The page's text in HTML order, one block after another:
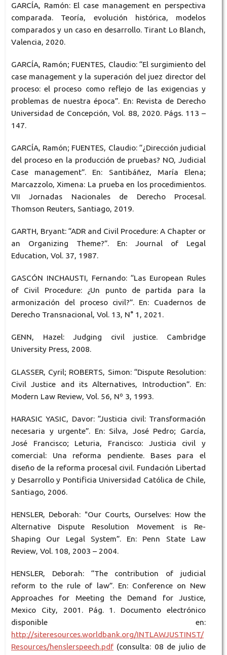
GARCÍA, Ramón: El case management en perspectiva
comparada. Teoría, evolución histórica, modelos
comparados y un caso en desarrollo. Tirant Lo Blanch,
Valencia, 2020.
GARCÍA, Ramón; FUENTES, Claudio: “El surgimiento del
case management y la superación del juez director del
proceso: el proceso como reflejo de las exigencias y
problemas de nuestra época”. En: Revista de Derecho
Universidad de Concepción, Vol. 88, 2020. Págs. 113 –
147.
GARCÍA, Ramón; FUENTES, Claudio: “¿Dirección judicial
del proceso en la producción de pruebas? NO, Judicial
Case management”. En: Santibáñez, María Elena;
Marcazzolo, Ximena: La prueba en los procedimientos.
VII Jornadas Nacionales de Derecho Procesal.
Thomson Reuters, Santiago, 2019.
GARTH, Bryant: “ADR and Civil Procedure: A Chapter or
an Organizing Theme?”. En: Journal of Legal
Education, Vol. 37, 1987.
GASCÓN INCHAUSTI, Fernando: “Las European Rules
of Civil Procedure: ¿Un punto de partida para la
armonización del proceso civil?”. En: Cuadernos de
Derecho Transnacional, Vol. 13, N° 1, 2021.
GENN, Hazel: Judging civil justice. Cambridge
University Press, 2008.
GLASSER, Cyril; ROBERTS, Simon: “Dispute Resolution:
Civil Justice and its Alternatives, Introduction”. En:
Modern Law Review, Vol. 56, Nº 3, 1993.
HARASIC YASIC, Davor: “Justicia civil: Transformación
necesaria y urgente”. En: Silva, José Pedro; García,
José Francisco; Leturia, Francisco: Justicia civil y
comercial: Una reforma pendiente. Bases para el
diseño de la reforma procesal civil. Fundación Libertad
y Desarrollo y Pontificia Universidad Católica de Chile,
Santiago, 2006.
HENSLER, Deborah: "Our Courts, Ourselves: How the
Alternative Dispute Resolution Movement is Re-
Shaping Our Legal System”. En: Penn State Law
Review, Vol. 108, 2003 – 2004.
HENSLER, Deborah: “The contribution of judicial
reform to the rule of law”. En: Conference on New
Approaches for Meeting the Demand for Justice,
Mexico City, 2001. Pág. 1. Documento electrónico
disponible en:
http://siteresources.worldbank.org/INTLAWJUSTINST/
Resources/henslerspeech.pdf(consulta: 08 de julio de